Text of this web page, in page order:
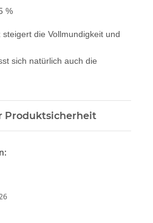
%
die Vollmundigkeit und
sich natürlich auch die
Produktsicherheit